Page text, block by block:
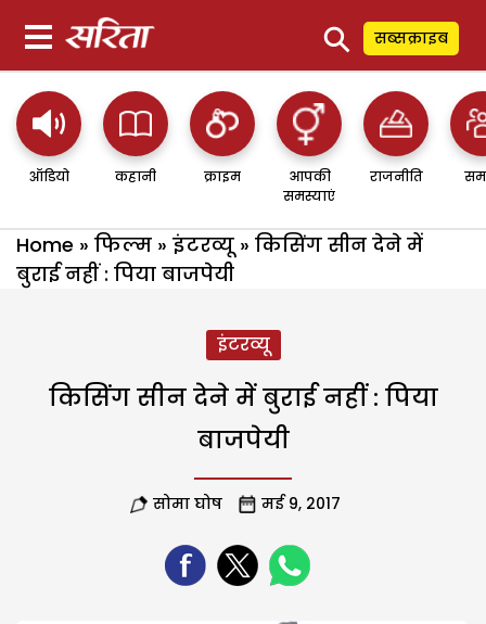
⚲ सब्सक्राइब
ऑडियो कहानी क्राइम
आपकी
समस्याएं
राजनीति
Home » फिल्म » इंटरव्यू» किसिंग सीन देने में
बुराई नहीं : पिया बाजपेयी
इंटरव्यू
किसिंग सीन देने में बुराई नहीं : पिया
बाजपेयी
सोमा घोष मई 9, 2017